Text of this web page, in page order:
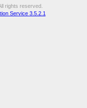
rights reserved.
Service 3.5.2.1